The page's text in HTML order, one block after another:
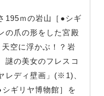
195ｍの岩山［●シギ
の爪の形をした宮殿
空に浮かぶ！？岩
謎の美女のフレスコ
レディ壁画」(※1)、
ギリヤ博物館］を